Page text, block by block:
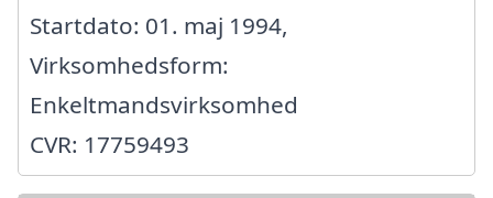
Startdato: 01. maj 1994,
Virksomhedsform:
Enkeltmandsvirksomhed
CVR: 17759493